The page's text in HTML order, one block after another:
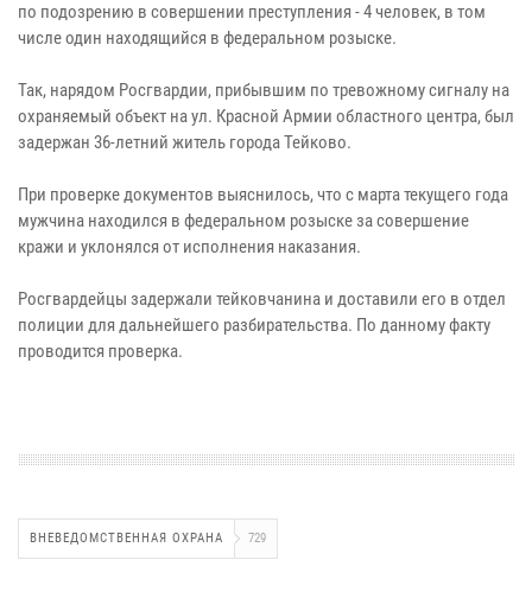
по подозрению в совершении преступления - 4 человек, в том
числе один находящийся в федеральном розыске.
Так, нарядом Росгвардии, прибывшим по тревожному сигналу на
охраняемый объект на ул. Красной Армии областного центра, был
задержан 36-летний житель города Тейково.
При проверке документов выяснилось, что с марта текущего года
мужчина находился в федеральном розыске за совершение
кражи и уклонялся от исполнения наказания.
Росгвардейцы задержали тейковчанина и доставили его в отдел
полиции для дальнейшего разбирательства. По данному факту
проводится проверка.
ВНЕВЕДОМСТВЕННАЯ ОХРАНА 729